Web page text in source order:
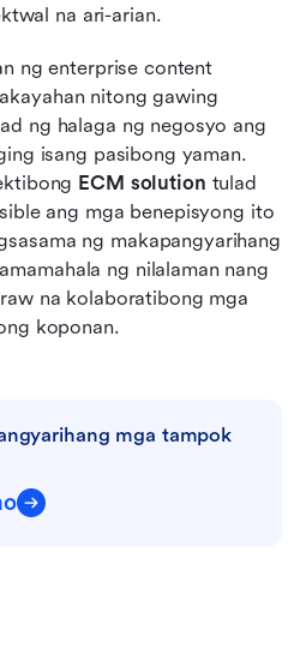
na ari-arian.
ng enterprise content
nitong gawing
ng halaga ng negosyo ang
isang pasibong yaman.
ECM solution tulad
ang mga benepisyong ito
ng makapangyarihang
ng nilalaman nang
na kolaboratibong mga
koponan.
mga tampok